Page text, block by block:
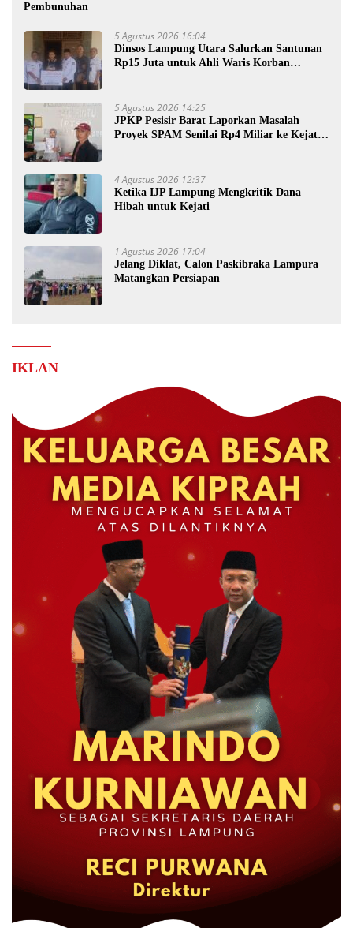
Pembunuhan
5 Agustus 2026 16:04
Dinsos Lampung Utara Salurkan Santunan
Rp15 Juta untuk Ahli Waris Korban
5 Agustus 2026 14:25
JPKP Pesisir Barat Laporkan Masalah
Proyek SPAM Senilai Rp4 Miliar ke Kejati
4 Agustus 2026 12:37
Ketika IJP Lampung Mengkritik Dana
Hibah untuk Kejati
1 Agustus 2026 17:04
Jelang Diklat, Calon Paskibraka Lampura
Matangkan Persiapan
IKLAN